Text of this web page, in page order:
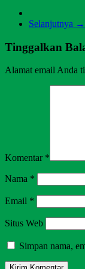
Selanjutnya →
Tinggalkan
Alamat email Anda
Komentar *
Nama *
Email *
Situs Web
Simpan nama,